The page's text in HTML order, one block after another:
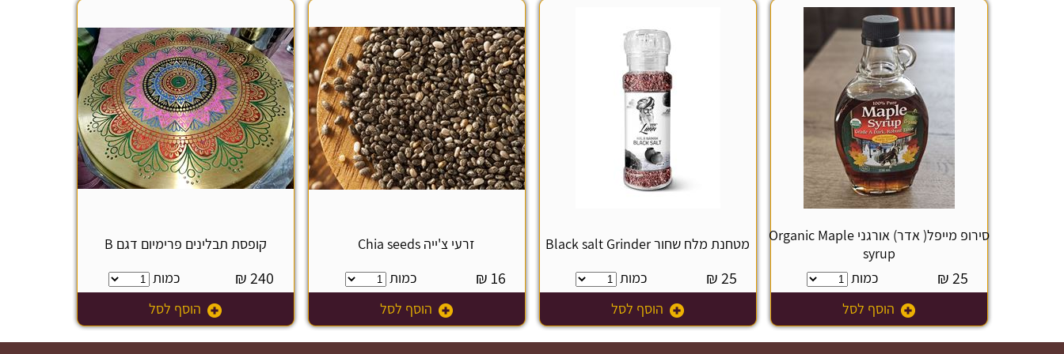
סירופ מייפל( אדר) אורגני Organic Maple
syrup
25
₪
כמות
הוסף לסל
מטחנת מלח שחור Black salt Grinder
25
₪
כמות
הוסף לסל
זרעי צ'ייה Chia seeds
16
₪
כמות
הוסף לסל
קופסת תבלינים פרימיום דגם B
240
₪
כמות
הוסף לסל